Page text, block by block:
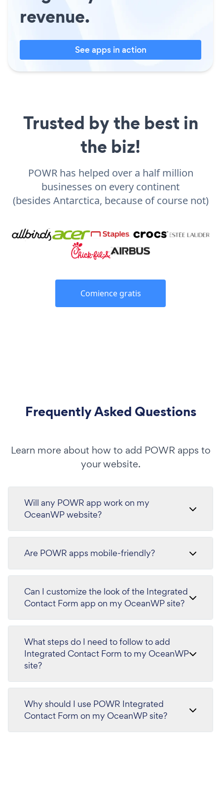
revenue.
See apps in action
Trusted by the best in
the biz!
POWR has helped over a half million
businesses on every continent
(besides Antarctica, because of course not)
Comience gratis
Frequently Asked Questions
Learn more about how to add POWR apps to
your website.
Will any POWR app work on my
OceanWP website?
Are POWR apps mobile-friendly?
Can I customize the look of the Integrated
Contact Form app on my OceanWP site?
What steps do I need to follow to add
Integrated Contact Form to my OceanWP
site?
Why should I use POWR Integrated
Contact Form on my OceanWP site?